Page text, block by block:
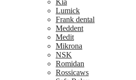
Lumick
Frank dental
Meddent
Medit
Mikrona
NSK
Romidan
Rossicaws